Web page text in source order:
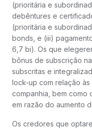
(prioritária e
debêntures e
(prioritária e
bonds, e (iii)
6,7 bi). Os que
bônus de subscrição
subscritas e
lock-up com relação
companhia, bem como
em razão do aumento
Os credores que